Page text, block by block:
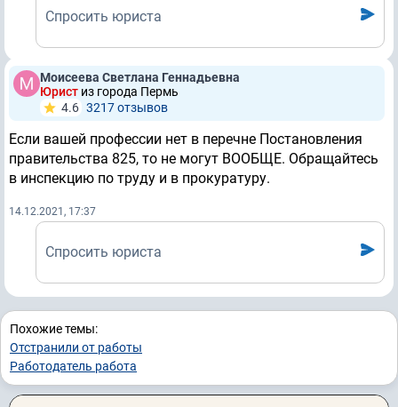
Спросить юриста
Моисеева Светлана Геннадьевна
Юрист из города Пермь
4.6 3217 отзывов
Если вашей профессии нет в перечне Постановления
правительства 825, то не могут ВООБЩЕ. Обращайтесь
в инспекцию по труду и в прокуратуру.
14.12.2021, 17:37
Спросить юриста
Похожие темы:
Отстранили от работы
Работодатель работа